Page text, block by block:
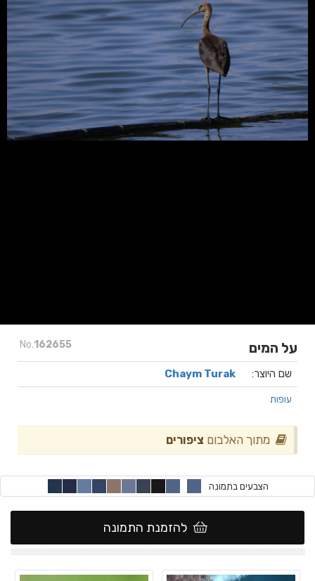
No.162655 על המים
שם היוצר: Chaym Turak
עופות
מתוך האלבום ציפורים
הצבעים בתמונה
להזמנת התמונה